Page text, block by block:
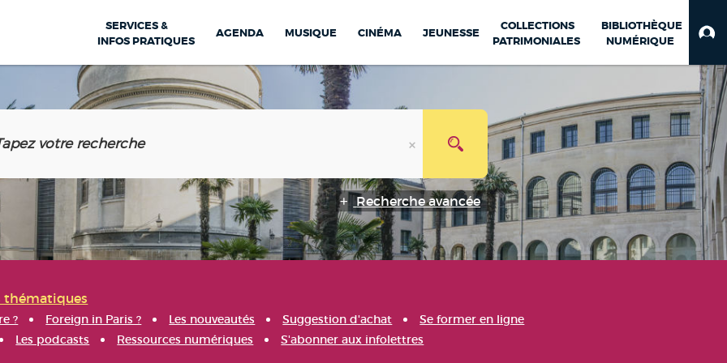
SERVICES &
INFOS PRATIQUES
AGENDA MUSIQUE CINÉMA JEUNESSE
COLLECTIONS
PATRIMONIALES
BIBLIOTHÈQUE
NUMÉRIQUE
Recherche avancée
thématiques
? Foreign in Paris ? Les nouveautés Suggestion d'achat
Se former en ligne
Les podcasts Ressources numériques S'abonner aux infolettres